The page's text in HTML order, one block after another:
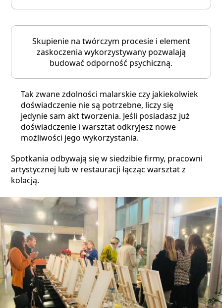
Skupienie na twórczym procesie i element
zaskoczenia wykorzystywany pozwalają
budować odporność psychiczną.
Tak zwane zdolności malarskie czy jakiekolwiek
doświadczenie nie są potrzebne, liczy się
jedynie sam akt tworzenia. Jeśli posiadasz już
doświadczenie i warsztat odkryjesz nowe
możliwości jego wykorzystania.
Spotkania odbywają się w siedzibie firmy, pracowni
artystycznej lub w restauracji łącząc warsztat z
kolacją.